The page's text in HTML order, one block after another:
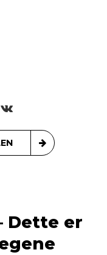
Dette er